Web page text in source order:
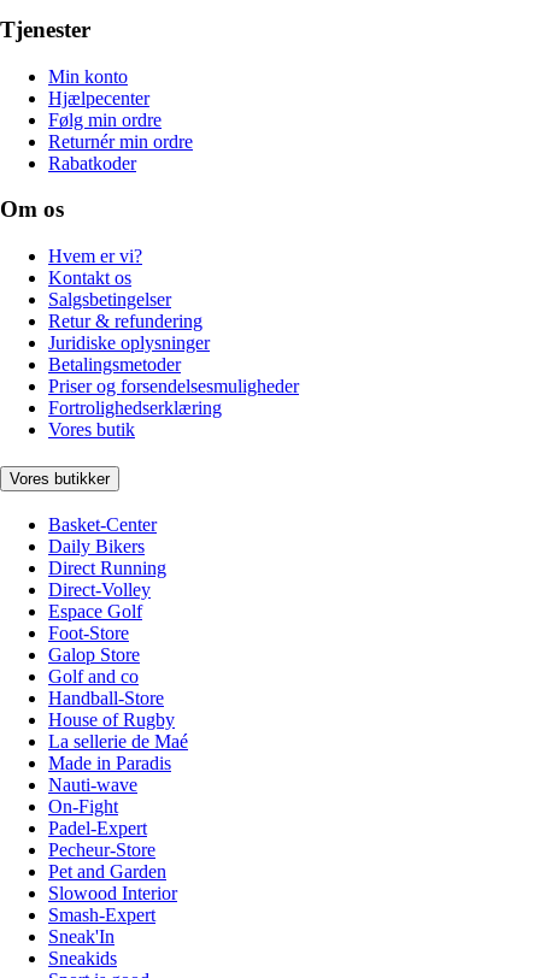
Tjenester
Min konto
Hjælpecenter
Følg min ordre
Returnér min ordre
Rabatkoder
Om os
Hvem er vi?
Kontakt os
Salgsbetingelser
Retur & refundering
Juridiske oplysninger
Betalingsmetoder
Priser og forsendelsesmuligheder
Fortrolighedserklæring
Vores butik
Vores butikker
Basket-Center
Daily Bikers
Direct Running
Direct-Volley
Espace Golf
Foot-Store
Galop Store
Golf and co
Handball-Store
House of Rugby
La sellerie de Maé
Made in Paradis
Nauti-wave
On-Fight
Padel-Expert
Pecheur-Store
Pet and Garden
Slowood Interior
Smash-Expert
Sneak'In
Sneakids